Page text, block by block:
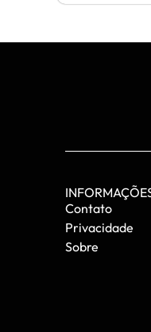
Contato
Privacidade
Sobre